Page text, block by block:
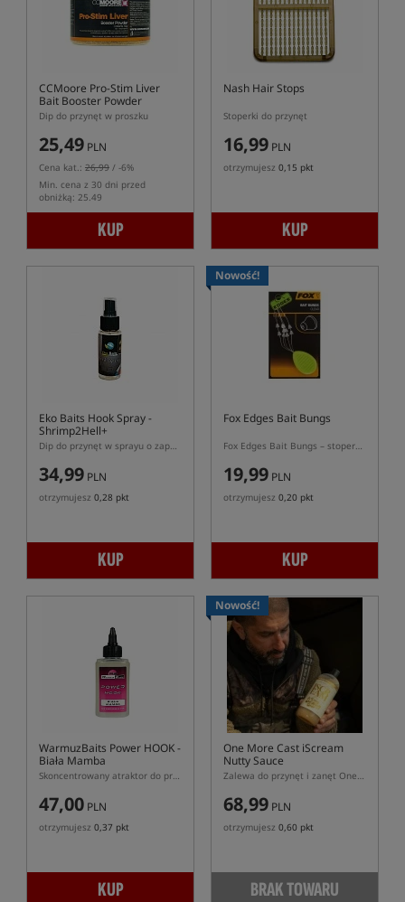
CCMoore Pro-Stim Liver
Bait Booster Powder
Dip do przynęt w proszku
25,49 PLN
Cena kat.: 26,99 / -6%
Min. cena z 30 dni przed
obniżką: 25.49
KUP
Nash Hair Stops
Stoperki do przynęt
16,99 PLN
otrzymujesz 0,15 pkt
KUP
Eko Baits Hook Spray -
Shrimp2Hell+
Dip do przynęt w sprayu o zapachu Shrimp2Hell+
34,99 PLN
otrzymujesz 0,28 pkt
KUP
Nowość!
Fox Edges Bait Bungs
Fox Edges Bait Bungs – stopery do przynęt na włos 10 szt.
19,99 PLN
otrzymujesz 0,20 pkt
KUP
WarmuzBaits Power HOOK -
Biała Mamba
Skoncentrowany atraktor do przynęt o zapachu Biała Mamba
47,00 PLN
otrzymujesz 0,37 pkt
KUP
Nowość!
One More Cast iScream
Nutty Sauce
Zalewa do przynęt i zanęt One More Cast iScream o orzechowym aromacie
68,99 PLN
otrzymujesz 0,60 pkt
BRAK TOWARU